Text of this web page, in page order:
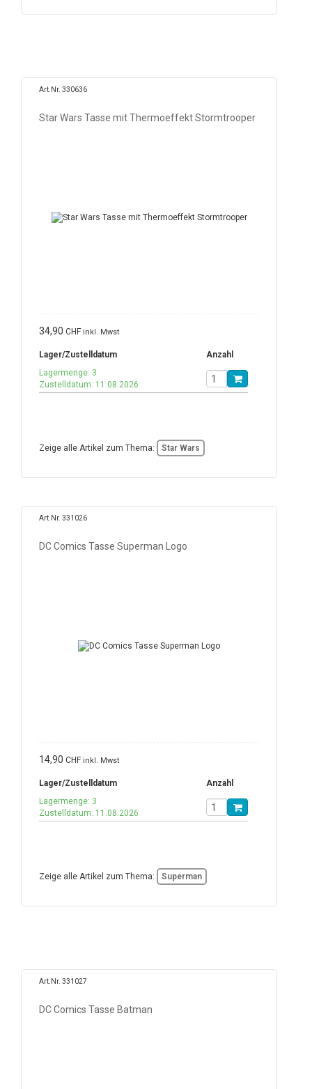
Art.Nr. 330636
Star Wars Tasse mit Thermoeffekt Stormtrooper
34,90 CHF inkl. Mwst
Lager/Zustelldatum
Anzahl
Lagermenge: 3
Zustelldatum: 11.08.2026
Zeige alle Artikel zum Thema: Star Wars
Art.Nr. 331026
DC Comics Tasse Superman Logo
14,90 CHF inkl. Mwst
Lager/Zustelldatum
Anzahl
Lagermenge: 3
Zustelldatum: 11.08.2026
Zeige alle Artikel zum Thema: Superman
Art.Nr. 331027
DC Comics Tasse Batman